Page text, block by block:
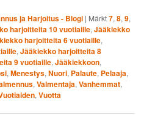
ja Harjoitus - Blogi | Märkt7,8,9,
harjoitteita 10 vuotiaille,Jääkiekko
harjoitteita 6 vuotiaille,
,Jääkiekko harjoitteita 8
9 vuotiaille,Jääkiekkoon,
,Menestys,Nuori, Palaute, Pelaaja,
,Valmentaja,Vanhemmat,
,Vuotta